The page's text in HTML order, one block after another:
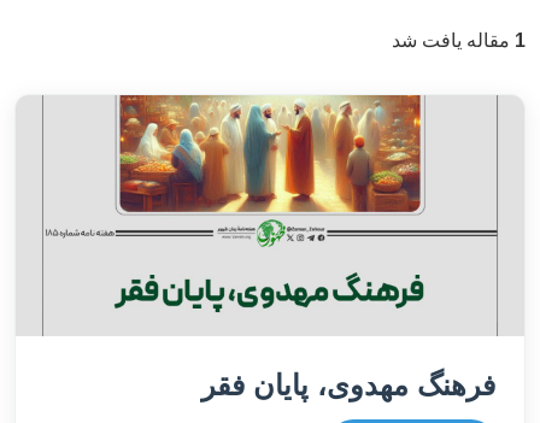
1 مقاله یافت شد
فرهنگ مهدوی، پایان فقر